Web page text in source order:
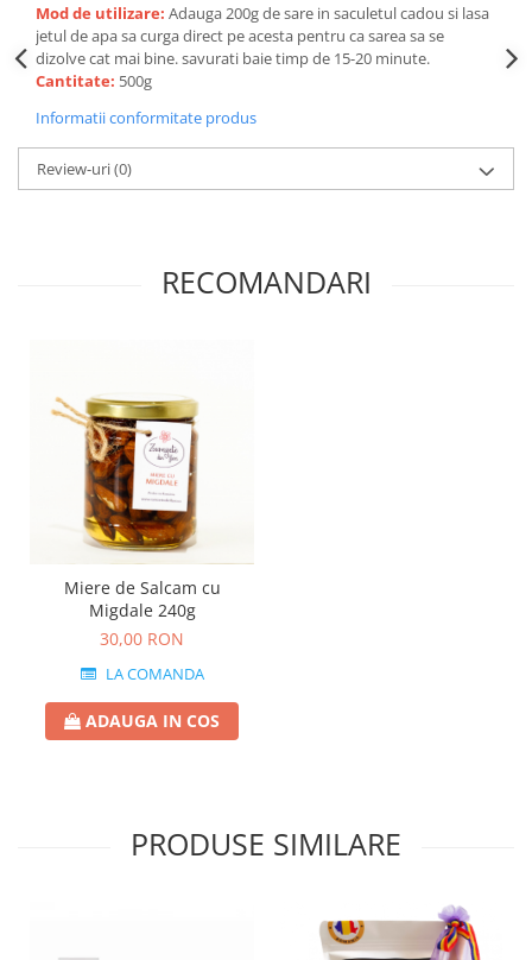
Mod de utilizare: Adauga 200g de sare in saculetul cadou si lasa
jetul de apa sa curga direct pe acesta pentru ca sarea sa se
dizolve cat mai bine. savurati baie timp de 15-20 minute.
Cantitate: 500g
Informatii conformitate produs
Review-uri(0)
RECOMANDARI
Miere de Salcam cu
Migdale 240g
30,00 RON
LA COMANDA
ADAUGA IN COS
PRODUSE SIMILARE